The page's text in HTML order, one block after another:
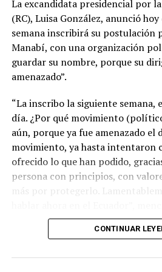
La excandidata presidencial por
(RC), Luisa González, anunció
semana inscribirá su postulación
Manabí, con una organización
guardar su nombre, porque su
amenazado”.
“La inscribo la siguiente semana,
día. ¿Por qué movimiento
aún, porque ya fue amenazado el
movimiento, ya hasta intentaron
ofrecido lo que han podido,
persona con principios, con
más por protegerlo.
entrevista a Los Especialistas del
Dijo que es muy doloroso
CONTINUAR